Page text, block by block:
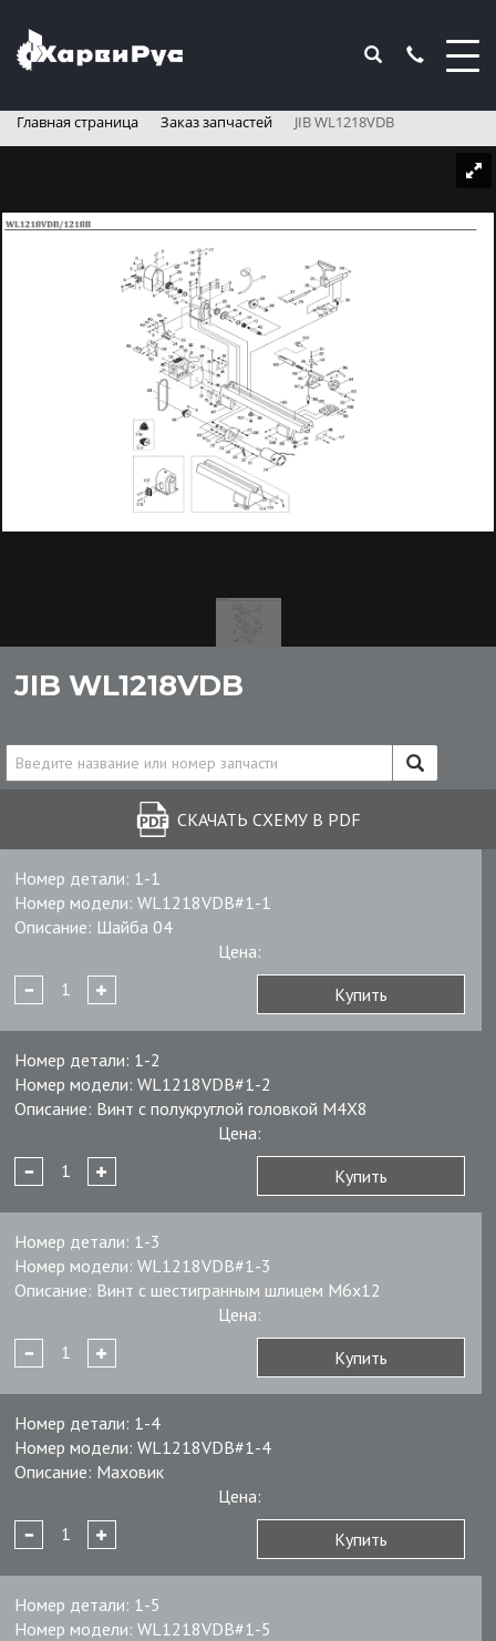
Главная страница Заказ запчастей JIB WL1218VDB
JIB WL1218VDB
СКАЧАТЬ СХЕМУ В PDF
Номер детали: 1-1
Номер модели: WL1218VDB#1-1
Описание: Шайба 04
Цена:
Купить
Номер детали: 1-2
Номер модели: WL1218VDB#1-2
Описание: Винт с полукруглой головкой M4X8
Цена:
Купить
Номер детали: 1-3
Номер модели: WL1218VDB#1-3
Описание: Винт с шестигранным шлицем M6x12
Цена:
Купить
Номер детали: 1-4
Номер модели: WL1218VDB#1-4
Описание: Маховик
Цена:
Купить
Номер детали: 1-5
Номер модели: WL1218VDB#1-5